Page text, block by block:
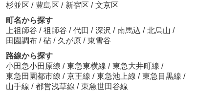
杉並区 / 豊島区 / 新宿区 / 文京区
町名から探す
上祖師谷 / 祖師谷 / 代田 / 深沢 / 南馬込 / 北烏山 /
田園調布 / 砧 / 久が原 / 東雪谷
路線から探す
小田急小田原線 / 東急東横線 / 東急大井町線 /
東急田園都市線 / 京王線 / 東急池上線 / 東急目黒線 /
山手線 / 都営浅草線 / 東急世田谷線